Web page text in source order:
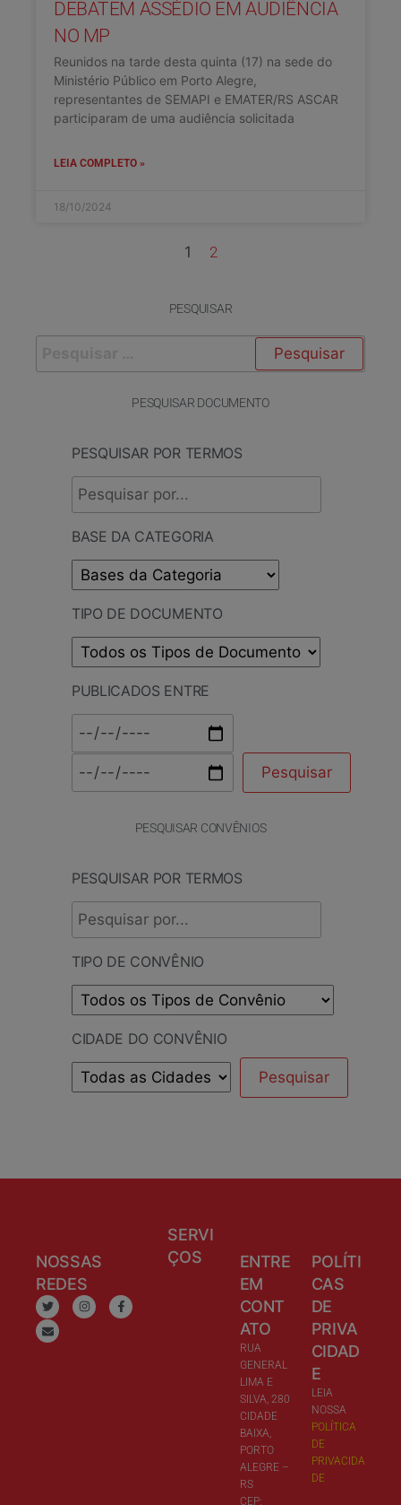
DEBATEM ASSÉDIO EM AUDIÊNCIA
NO MP
Reunidos na tarde desta quinta (17) na sede do
Ministério Público em Porto Alegre,
representantes de SEMAPI e EMATER/RS ASCAR
participaram de uma audiência solicitada
LEIA COMPLETO »
18/10/2024
1 2
PESQUISAR
PESQUISAR DOCUMENTO
PESQUISAR POR TERMOS
BASE DA CATEGORIA
TIPO DE DOCUMENTO
PUBLICADOS ENTRE
PESQUISAR CONVÊNIOS
PESQUISAR POR TERMOS
TIPO DE CONVÊNIO
CIDADE DO CONVÊNIO
NOSSAS
REDES
SERVI
ÇOS
ENTRE
EM
CONT
ATO
RUA
GENERAL
LIMA E
SILVA, 280
CIDADE
BAIXA,
PORTO
ALEGRE –
RS
CEP:
POLÍTI
CAS
DE
PRIVA
CIDAD
E
LEIA
NOSSA
POLÍTICA
DE
PRIVACIDA
DE